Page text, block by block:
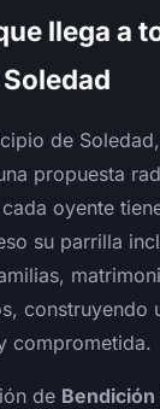
llega a
de Soledad,
propuesta
oyente
su parrilla
construyendo
comprometida.
de Bendición